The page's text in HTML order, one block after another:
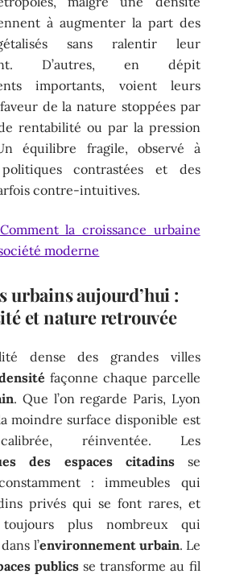
à augmenter la part des
sans ralentir leur
D’autres, en dépit
importants, voient leurs
de la nature stoppées par
rentabilité ou par la pression
équilibre fragile, observé à
contrastées et des
contre-intuitives.
Comment la croissance urbaine
moderne
urbains aujourd’hui :
et nature retrouvée
dense des grandes villes
façonne chaque parcelle
. Que l’on regarde Paris, Lyon
moindre surface disponible est
réinventée. Les
des espaces citadinsse
: immeubles qui
privés qui se font rares, et
plus nombreux qui
l’environnement urbain. Le
publicsse transforme au fil